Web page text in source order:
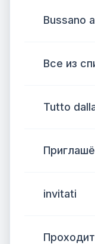
Bussano
Все из
Tutto
invitati